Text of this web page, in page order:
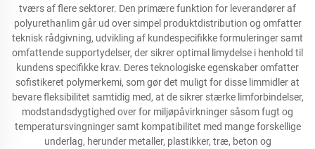
tværs af flere sektorer. Den primære funktion for leverandører af
polyurethanlim går ud over simpel produktdistribution og omfatter
teknisk rådgivning, udvikling af kundespecifikke formuleringer samt
omfattende supportydelser, der sikrer optimal limydelse i henhold til
kundens specifikke krav. Deres teknologiske egenskaber omfatter
sofistikeret polymerkemi, som gør det muligt for disse limmidler at
bevare fleksibilitet samtidig med, at de sikrer stærke limforbindelser,
modstandsdygtighed over for miljøpåvirkninger såsom fugt og
temperatursvingninger samt kompatibilitet med mange forskellige
underlag, herunder metaller, plastikker, træ, beton og